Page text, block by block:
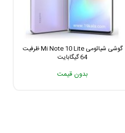
گوشی شیائومی Mi Note 10 Lite ظرفیت
64 گیگابایت
بدون قیمت